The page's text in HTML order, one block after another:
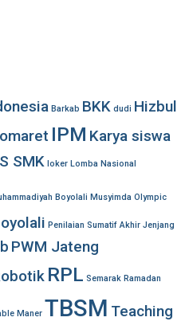
Barkab BKK dudi Hizbul
IPM Karya siswa
SMK loker Lomba Nasional
Boyolali Musyimda Olympic
Penilaian Sumatif Akhir Jenjang
PWM Jateng
RPL Semarak Ramadan
Maner TBSM Teaching